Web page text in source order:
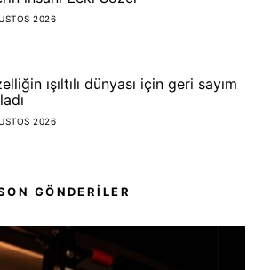
2026
ışıltılı dünyası için geri sayım
2026
GÖNDERİLER